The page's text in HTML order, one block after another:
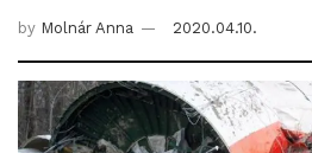
by Molnár Anna 2020.04.10.